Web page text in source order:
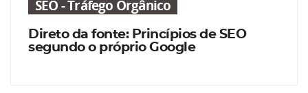
SEO - Tráfego Orgânico
Direto da fonte: Princípios de SEO
segundo o próprio Google